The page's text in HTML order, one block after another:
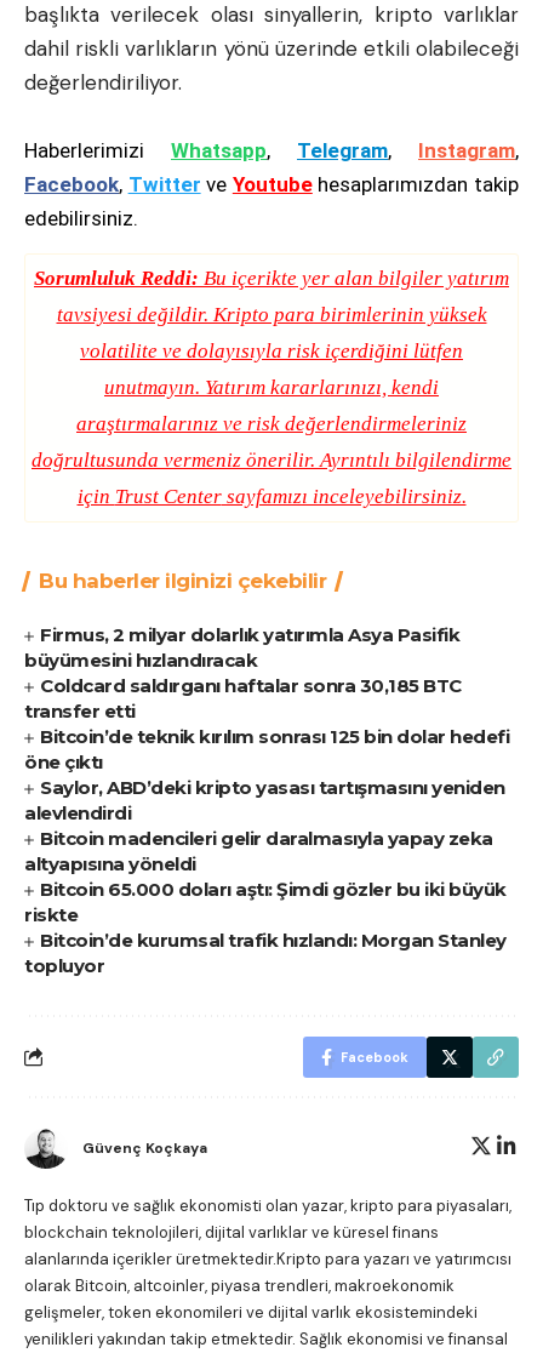
başlıkta verilecek olası sinyallerin, kripto varlıklar
dahil riskli varlıkların yönü üzerinde etkili olabileceği
değerlendiriliyor.
Haberlerimizi Whatsapp, Telegram, Instagram,
Facebook, Twitter ve Youtubehesaplarımızdan takip
edebilirsiniz.
Sorumluluk Reddi: Bu içerikte yer alan bilgiler yatırım
tavsiyesi değildir. Kripto para birimlerinin yüksek
volatilite ve dolayısıyla risk içerdiğini lütfen
unutmayın. Yatırım kararlarınızı, kendi
araştırmalarınız ve risk değerlendirmeleriniz
doğrultusunda vermeniz önerilir. Ayrıntılı bilgilendirme
için Trust Centersayfamızı inceleyebilirsiniz.
Bu haberler ilginizi çekebilir
Firmus, 2 milyar dolarlık yatırımla Asya Pasifik
büyümesini hızlandıracak
Coldcard saldırganı haftalar sonra 30,185 BTC
transfer etti
Bitcoin’de teknik kırılım sonrası 125 bin dolar hedefi
öne çıktı
Saylor, ABD’deki kripto yasası tartışmasını yeniden
alevlendirdi
Bitcoin madencileri gelir daralmasıyla yapay zeka
altyapısına yöneldi
Bitcoin 65.000 doları aştı: Şimdi gözler bu iki büyük
riskte
Bitcoin’de kurumsal trafik hızlandı: Morgan Stanley
topluyor
Facebook
Güvenç Koçkaya
Tıp doktoru ve sağlık ekonomisti olan yazar, kripto para piyasaları,
blockchain teknolojileri, dijital varlıklar ve küresel finans
alanlarında içerikler üretmektedir.Kripto para yazarı ve yatırımcısı
olarak Bitcoin, altcoinler, piyasa trendleri, makroekonomik
gelişmeler, token ekonomileri ve dijital varlık ekosistemindeki
yenilikleri yakından takip etmektedir. Sağlık ekonomisi ve finansal